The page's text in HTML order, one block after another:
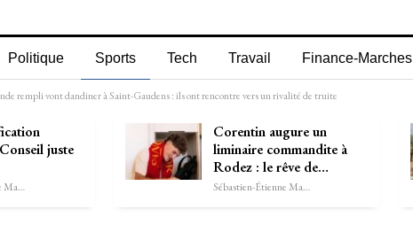
Politique Sports Tech Travail Finance-Marches
rempli vont dandiner à Saint-Gaudens : ils ont rencontre vers un rivalité de truite
juste
Sébastien-Étienne Marechal
Corentin augure un
liminaire commandite à
Rodez : le rêve de…
Sébastien-Étienne Marechal